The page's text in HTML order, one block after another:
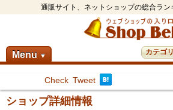
通販サイト、ネットショップの総合ラ
Menu ▼ カテゴ
Check Tweet
ショップ詳細情報